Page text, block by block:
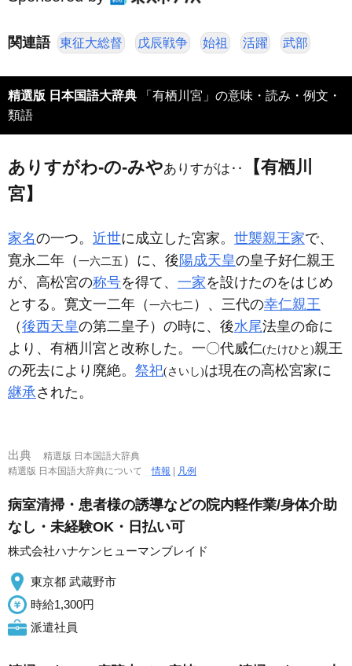
関連語 東征大総督 戊辰戦争 始祖 活躍 武部
精選版 日本国語大辞典
類語
ありすがわ‐の‐みやありすがは‥
【有栖川
宮】
家名の一つ。 近世に成立した宮家。 世襲親王家で、
寛永二年（一六二五 ）に、後 陽成天皇の皇子好仁親王
が、高松宮の称号を得て、 一家を設けたのをはじめ
とする。寛文一二年（一六七二 ）、三代の幸仁親王
（後西天皇の第二皇子）の時に、後水尾法皇の命に
より、有栖川宮と改称した。一〇代威仁(たけひと)親王
の死去により廃絶。 祭祀(さいし)は現在の高松宮家に
継承された。
出典
精選版 日本国語大辞典
精選版 日本国語大辞典について情報 凡例
病室清掃・患者様の誘導などの院内軽作業/身体介助
なし・未経験OK・日払い可
株式会社ハナケンヒューマンブレイド
東京都 武蔵野市
時給1,300円
派遣社員